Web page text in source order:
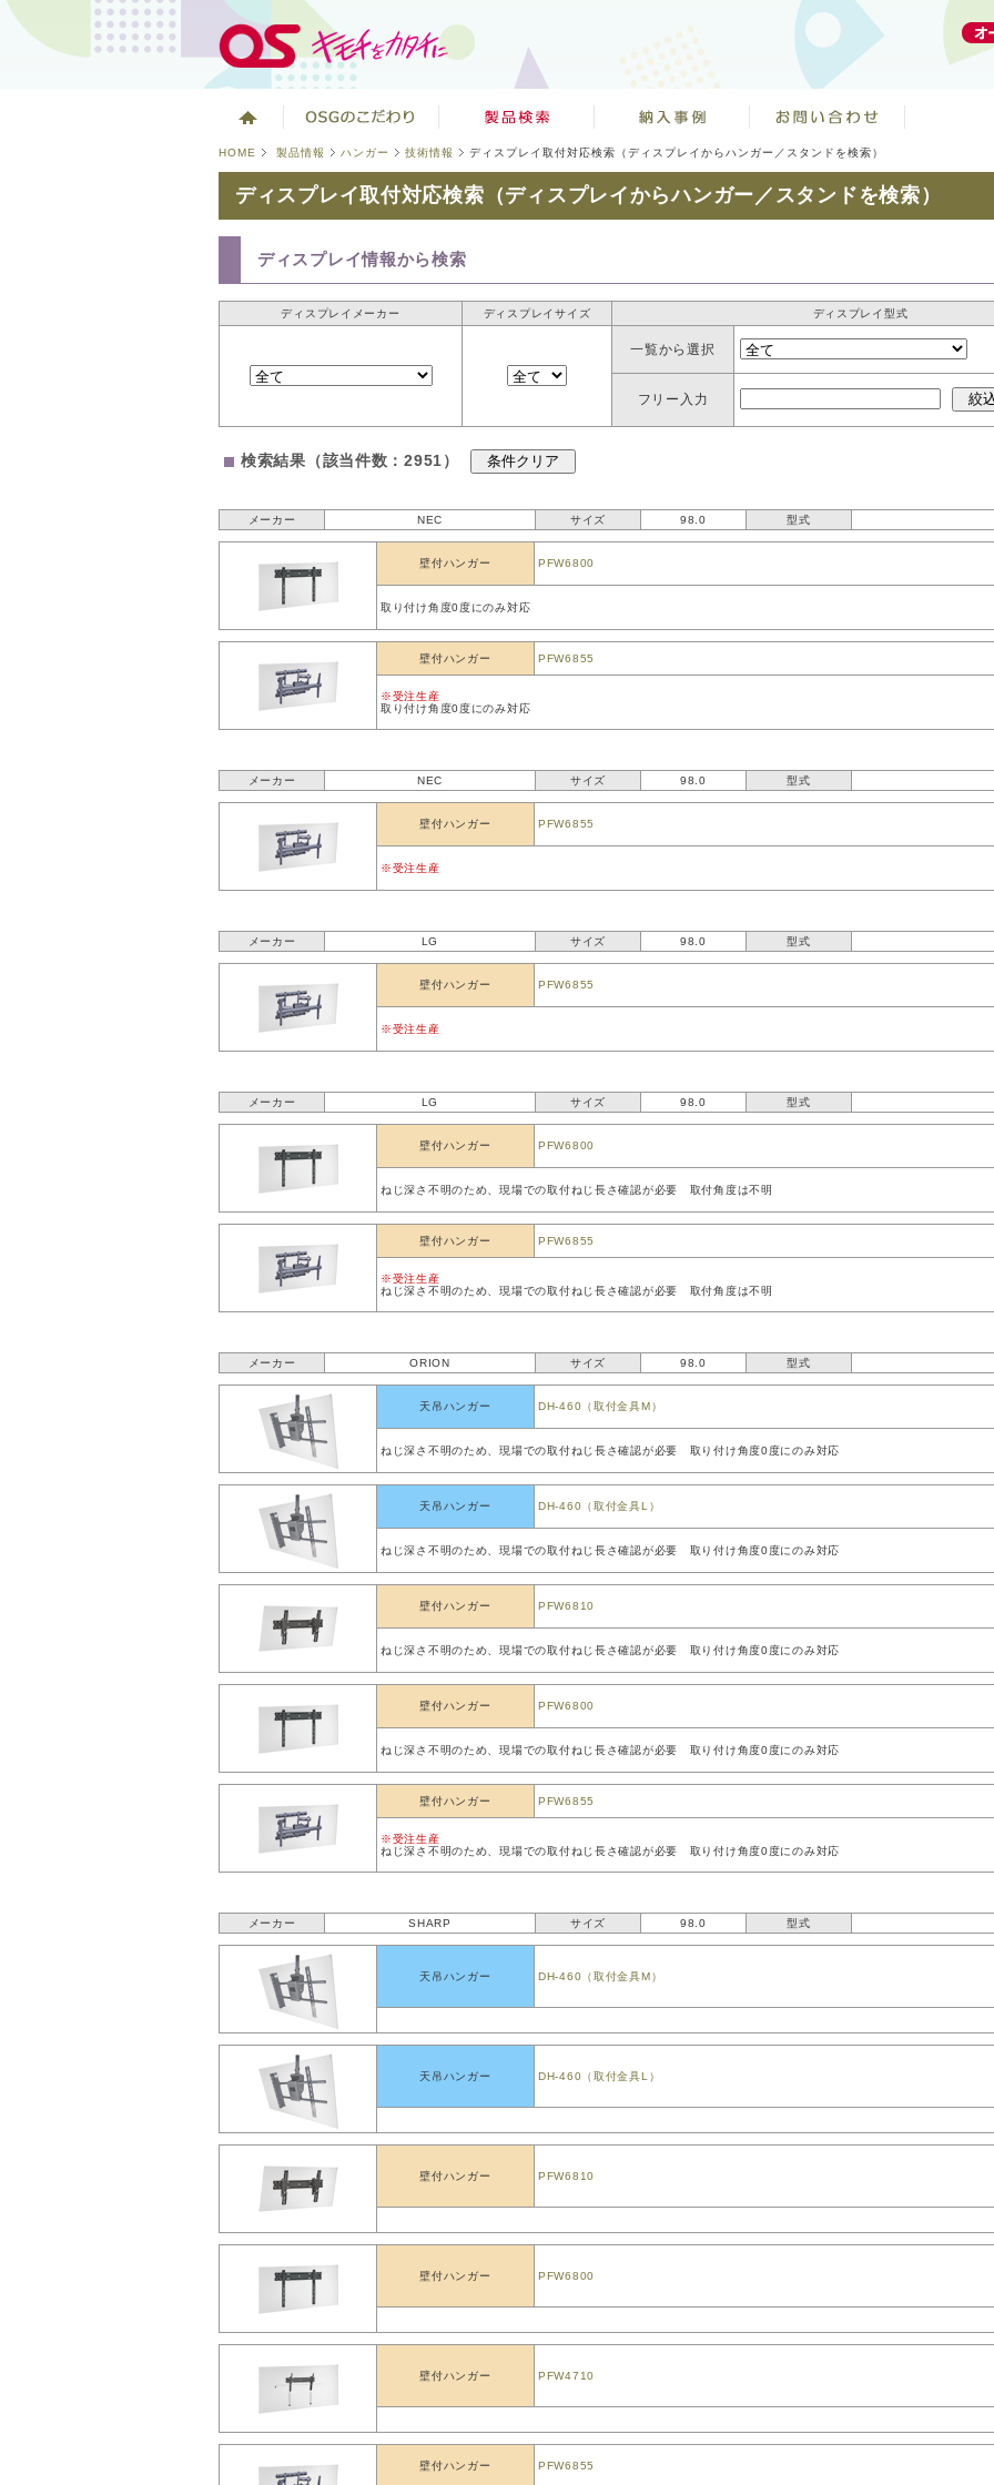
HOME 製品情報 ハンガー 技術情報 ディスプレイ取付対応検索（ディスプレイからハンガー／スタンドを検索）
ディスプレイ取付対応検索（ディスプレイからハンガー／スタンドを検索）
ディスプレイ情報から検索
ディスプレイメーカー ディスプレイサイズ ディスプレイ型式
一覧から選択
フリー入力
検索結果（該当件数：2951）
メーカー NEC サイズ 98.0 型式
壁付ハンガー PFW6800
取り付け角度0度にのみ対応
壁付ハンガー PFW6855
※受注生産
取り付け角度0度にのみ対応
メーカー NEC サイズ 98.0 型式
壁付ハンガー PFW6855
※受注生産
メーカー LG サイズ 98.0 型式
壁付ハンガー PFW6855
※受注生産
メーカー LG サイズ 98.0 型式
壁付ハンガー PFW6800
ねじ深さ不明のため、現場での取付ねじ長さ確認が必要 取付角度は不明
壁付ハンガー PFW6855
※受注生産
ねじ深さ不明のため、現場での取付ねじ長さ確認が必要 取付角度は不明
メーカー ORION サイズ 98.0 型式
天吊ハンガー DH-460（取付金具M）
ねじ深さ不明のため、現場での取付ねじ長さ確認が必要 取り付け角度0度にのみ対応
天吊ハンガー DH-460（取付金具L）
ねじ深さ不明のため、現場での取付ねじ長さ確認が必要 取り付け角度0度にのみ対応
壁付ハンガー PFW6810
ねじ深さ不明のため、現場での取付ねじ長さ確認が必要 取り付け角度0度にのみ対応
壁付ハンガー PFW6800
ねじ深さ不明のため、現場での取付ねじ長さ確認が必要 取り付け角度0度にのみ対応
壁付ハンガー PFW6855
※受注生産
ねじ深さ不明のため、現場での取付ねじ長さ確認が必要 取り付け角度0度にのみ対応
メーカー SHARP サイズ 98.0 型式
天吊ハンガー DH-460（取付金具M）
天吊ハンガー DH-460（取付金具L）
壁付ハンガー PFW6810
壁付ハンガー PFW6800
壁付ハンガー PFW4710
壁付ハンガー PFW6855